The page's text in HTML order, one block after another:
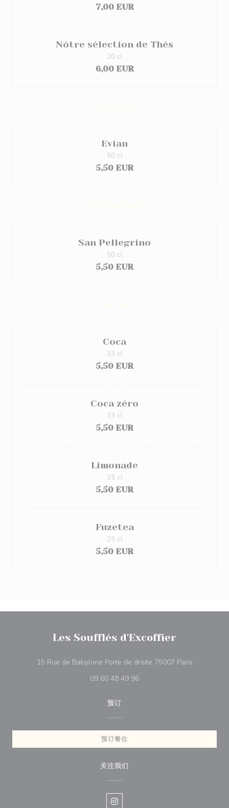
7,00 EUR
Nótre sélection de Thés
6,00 EUR
20 cl
Evian
5,50 EUR
50 cl
San Pellegrino
5,50 EUR
50 cl
Coca
5,50 EUR
33 cl
Coca zéro
5,50 EUR
33 cl
Limonade
5,50 EUR
25 cl
Fuzetea
5,50 EUR
25 cl
Les Soufflés d'Excoffier
15 Rue de Babylone Porte de droite 75007 Paris((在新窗口
09 60 48 49 96
预订
预订餐位
关注我们